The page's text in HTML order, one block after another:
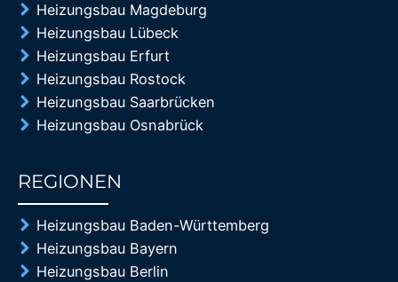
Heizungsbau Magdeburg
Heizungsbau Lübeck
Heizungsbau Erfurt
Heizungsbau Rostock
Heizungsbau Saarbrücken
Heizungsbau Osnabrück
REGIONEN
Heizungsbau Baden-Württemberg
Heizungsbau Bayern
Heizungsbau Berlin